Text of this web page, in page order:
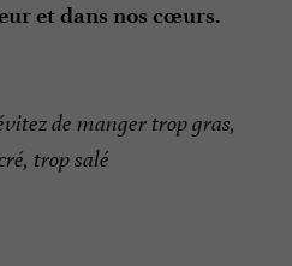
et dans nos cœurs.
de manger trop gras,
trop salé